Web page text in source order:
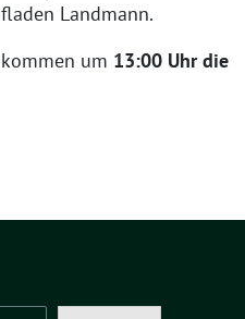
Landmann.
um 13:00 Uhr die